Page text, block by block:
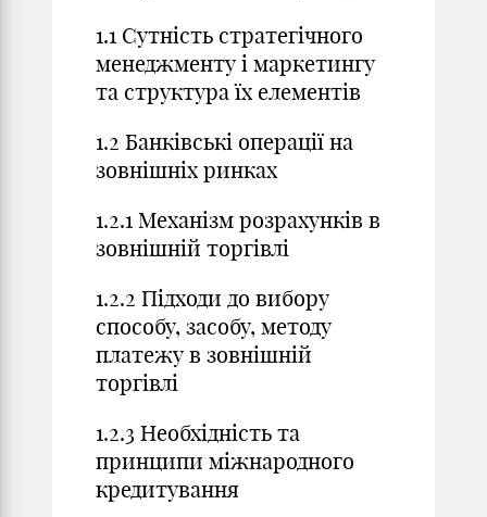
1.1 Сутність стратегічного
менеджменту і маркетингу
та структура їх елементів
1.2 Банківські операції на
зовнішніх ринках
1.2.1 Механізм розрахунків в
зовнішній торгівлі
1.2.2 Підходи до вибору
способу, засобу, методу
платежу в зовнішній
торгівлі
1.2.3 Необхідність та
принципи міжнародного
кредитування